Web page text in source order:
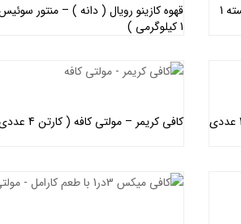
قهوه کافه کرم ( دانه ) – منتور سوئیس ( بسته 1
قهوه کازینو رویال ( دانه ) – منتور
1 کیلوگرمی )
قهوه فوری کلاسیک – مولتی کافه ( کارتن 4 عددی
کافی کریمر – مولتی کافه ( کارتن 4 عددی )